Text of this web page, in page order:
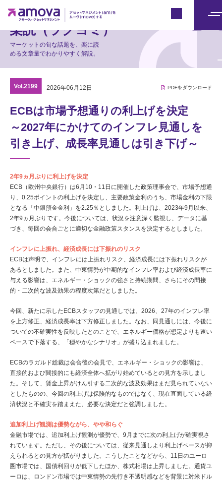
楽読（ラクヨミ）
マーケットの旬な話題を、楽に読
める文章量でわかりやすく解説。
Vol.2199 2026年06月12日 PDFをダウンロード
ECBは市場予想通りの利上げを決定
～2027年にかけてのインフレ見通しを
引き上げ、成長率見通しは引き下げ～
2年9ヵ月ぶりに利上げを決定
ECB（欧州中央銀行）は6月10・11日に開催した政策理事会で、市場予想通
り、0.25ポイントの利上げを決定し、主要政策金利のうち、市場金利の下限
となる「中銀預金金利」を2.25％としました。利上げは、2023年9月以来、
2年9ヵ月ぶりです。今後については、状況を注意深く監視し、データに基
づき、毎回の会合ごとに適切な金融政策スタンスを決定するとしました。
インフレに上振れ、経済成長には下振れのリスク
ECBは声明で、インフレには上振れリスク、経済成長には下振れリスクが
あるとしました。また、中東情勢が中期的なインフレ率および経済成長率に
与える影響は、エネルギー・ショックの強さと持続期間、さらにその間接
的・二次的な波及効果の程度次第だとしました。
今回、新たに示したECBスタッフの見通しでは、2026、27年のインフレ率
を上方修正、経済成長率は下方修正しました。なお、同見通しには、今後に
ついての不確実性を反映したとのことで、エネルギー価格が想定よりも速い
ペースで下落する、「穏やかなシナリオ」が盛り込まれました。
ECBのラガルド総裁は会合後の会見で、エネルギー・ショックの影響は、
直接的および間接的にも経済全体へ拡がり始めているとの見方を示しまし
た。そして、賃金上昇がけん引する二次的な波及効果はまだ見られていない
としたものの、今回の利上げは保険的なものではなく、現在直面している経
済状況と不確実を踏まえた、必要な決定だと強調しました。
追加利上げ観測は優勢ながら、やや和らぐ
金融市場では、追加利上げ観測が優勢で、9月までに次の利上げが確実視さ
れています。ただし、その後については、従来見通しより利上げペースが抑
えられるとの見方が拡がりました。こうしたことなどから、11日のユーロ
圏市場では、国債利回りが低下したほか、株式相場は上昇しました。通貨ユ
ーロは、ロンドン市場では中東情勢の先行き不透明感などを背景に対米ドル